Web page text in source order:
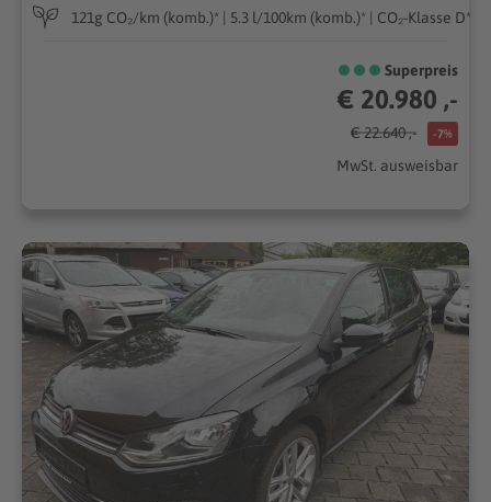
121g CO₂/km (komb.)* | 5.3 l/100km (komb.)* | CO₂-Klasse D*
Superpreis
€ 20.980 ,-
€ 22.640 ,- -7%
MwSt. ausweisbar